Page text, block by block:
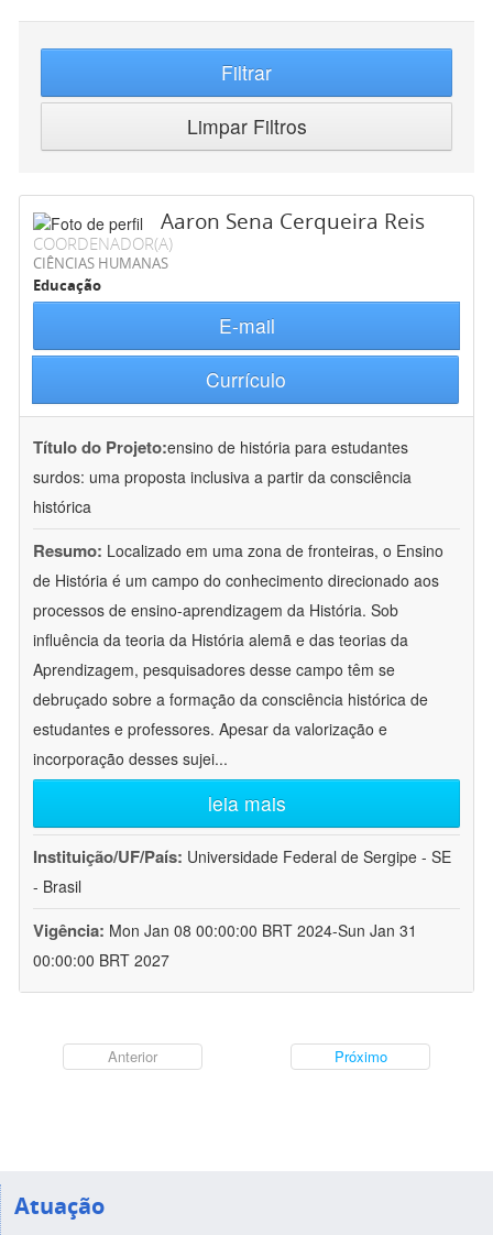
Filtrar
Limpar Filtros
Aaron Sena Cerqueira Reis
COORDENADOR(A)
CIÊNCIAS HUMANAS
Educação
E-mail
Currículo
Título do Projeto:ensino de história para estudantes
surdos: uma proposta inclusiva a partir da consciência
histórica
Resumo: Localizado em uma zona de fronteiras, o Ensino
de História é um campo do conhecimento direcionado aos
processos de ensino-aprendizagem da História. Sob
influência da teoria da História alemã e das teorias da
Aprendizagem, pesquisadores desse campo têm se
debruçado sobre a formação da consciência histórica de
estudantes e professores. Apesar da valorização e
incorporação desses sujei...
leia mais
Instituição/UF/País: Universidade Federal de Sergipe - SE
- Brasil
Vigência: Mon Jan 08 00:00:00 BRT 2024-Sun Jan 31
00:00:00 BRT 2027
Anterior Próximo
Atuação